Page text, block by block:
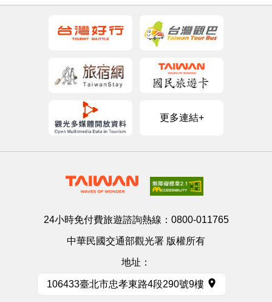
更多連結+
24小時免付費旅遊諮詢熱線： 0800-011765
中華民國交通部觀光署 版權所有
地址：
106433臺北市忠孝東路4段290號9樓